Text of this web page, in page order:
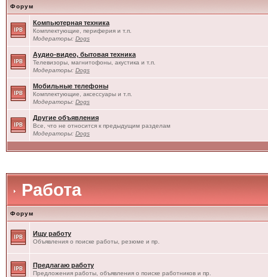
Форум
Компьютерная техника
Комплектующие, периферия и т.п.
Модераторы: Dogs
Аудио-видео, бытовая техника
Телевизоры, магнитофоны, акустика и т.п.
Модераторы: Dogs
Мобильные телефоны
Комплектующие, аксессуары и т.п.
Модераторы: Dogs
Другие объявления
Все, что не относится к предыдущим разделам
Модераторы: Dogs
Работа
Форум
Ищу работу
Объявления о поиске работы, резюме и пр.
Предлагаю работу
Предложения работы, объявления о поиске работников и пр.